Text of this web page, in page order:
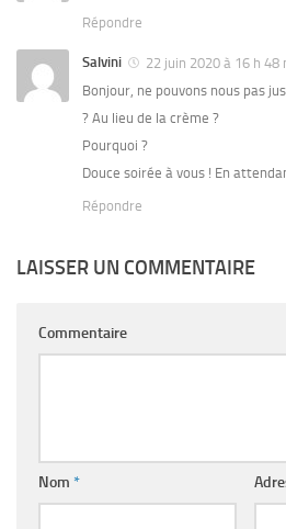
Répondre
Salvini
22 juin 2020 à 16 h 48
Bonjour, ne pouvons nous pas
? Au lieu de la crème ?
Pourquoi ?
Douce soirée à vous ! En
Répondre
LAISSER UN COMMENTAIRE
Commentaire
Nom *